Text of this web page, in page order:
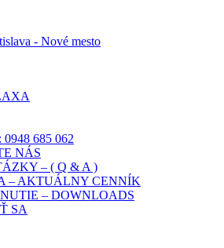
685 062
NÁS
– ( Q & A )
– AKTUÁLNY CENNÍK
– DOWNLOADS
SA